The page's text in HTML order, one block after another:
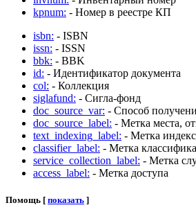
kpnum: - Номер в реестре КП
isbn: - ISBN
issn: - ISSN
bbk: - BBK
id: - Идентификатор документа
col: - Коллекция
siglafund: - Сигла-фонд
doc_source_var: - Способ
doc_source_label: - Метка места,
text_indexing_label: - Метка
classifier_label: - Метка
service_collection_label: - Метка
access_label: - Метка доступа
Помощь [ показать ]